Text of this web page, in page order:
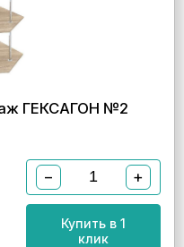
ГЕКСАГОН №2
− +
Купить в 1
клик